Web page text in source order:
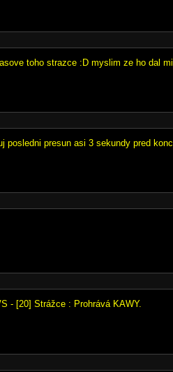
toho strazce :D myslim ze ho dal
posledni presun asi 3 sekundy pred
- [20] Strážce : Prohrává KAWY.